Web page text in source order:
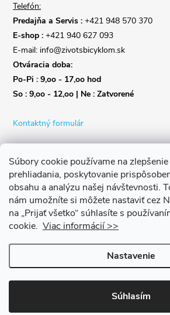
Súbory cookie používame na
prehliadania, poskytovanie
obsahu a analýzu našej návštevnosti.
nám umožníte si môžete nastaviť cez
na „Prijať všetko“ súhlasíte s
cookie. Viac informácií >>
Nastavenie
Súhlasím
Telefón:
Predajňa a Servis : +421 948 570 370
E-shop : +421 940 627 093
E-mail: info@zivotsbicyklom.sk
Otváracia doba:
Po-Pi : 9,oo - 17,oo hod
So : 9,oo - 12,oo | Ne : Zatvorené
Kontaktný formulár
Copyright 2026Život s bicyklom. Všetky
nastavenie cookies